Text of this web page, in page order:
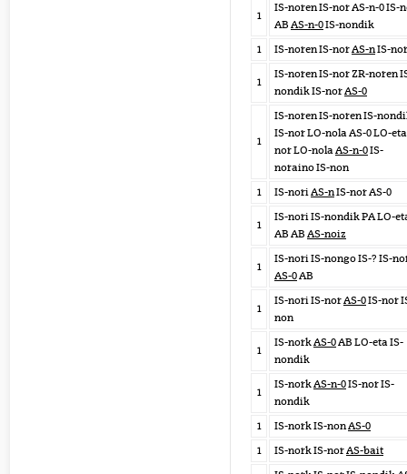
1
IS-noren IS-nor AS-n-0 IS-
AB AS-n-0IS-nondik
1
IS-noren IS-norAS-nIS-nor
1
IS-noren IS-nor ZR-noren
nondik IS-norAS-0
1
IS-noren IS-noren IS-
IS-nor LO-nola AS-0 LO-
nor LO-nolaAS-n-0IS-
noraino IS-non
1
IS-noriAS-nIS-nor AS-0
1
IS-nori IS-nondik PA LO-
AB AB AS-noiz
1
IS-nori IS-nongo IS-? IS-
AS-0AB
1
IS-nori IS-norAS-0IS-nor
non
1
IS-norkAS-0AB LO-eta IS-
nondik
1
IS-norkAS-n-0IS-nor IS-
nondik
1
IS-nork IS-nonAS-0
1
IS-nork IS-norAS-bait